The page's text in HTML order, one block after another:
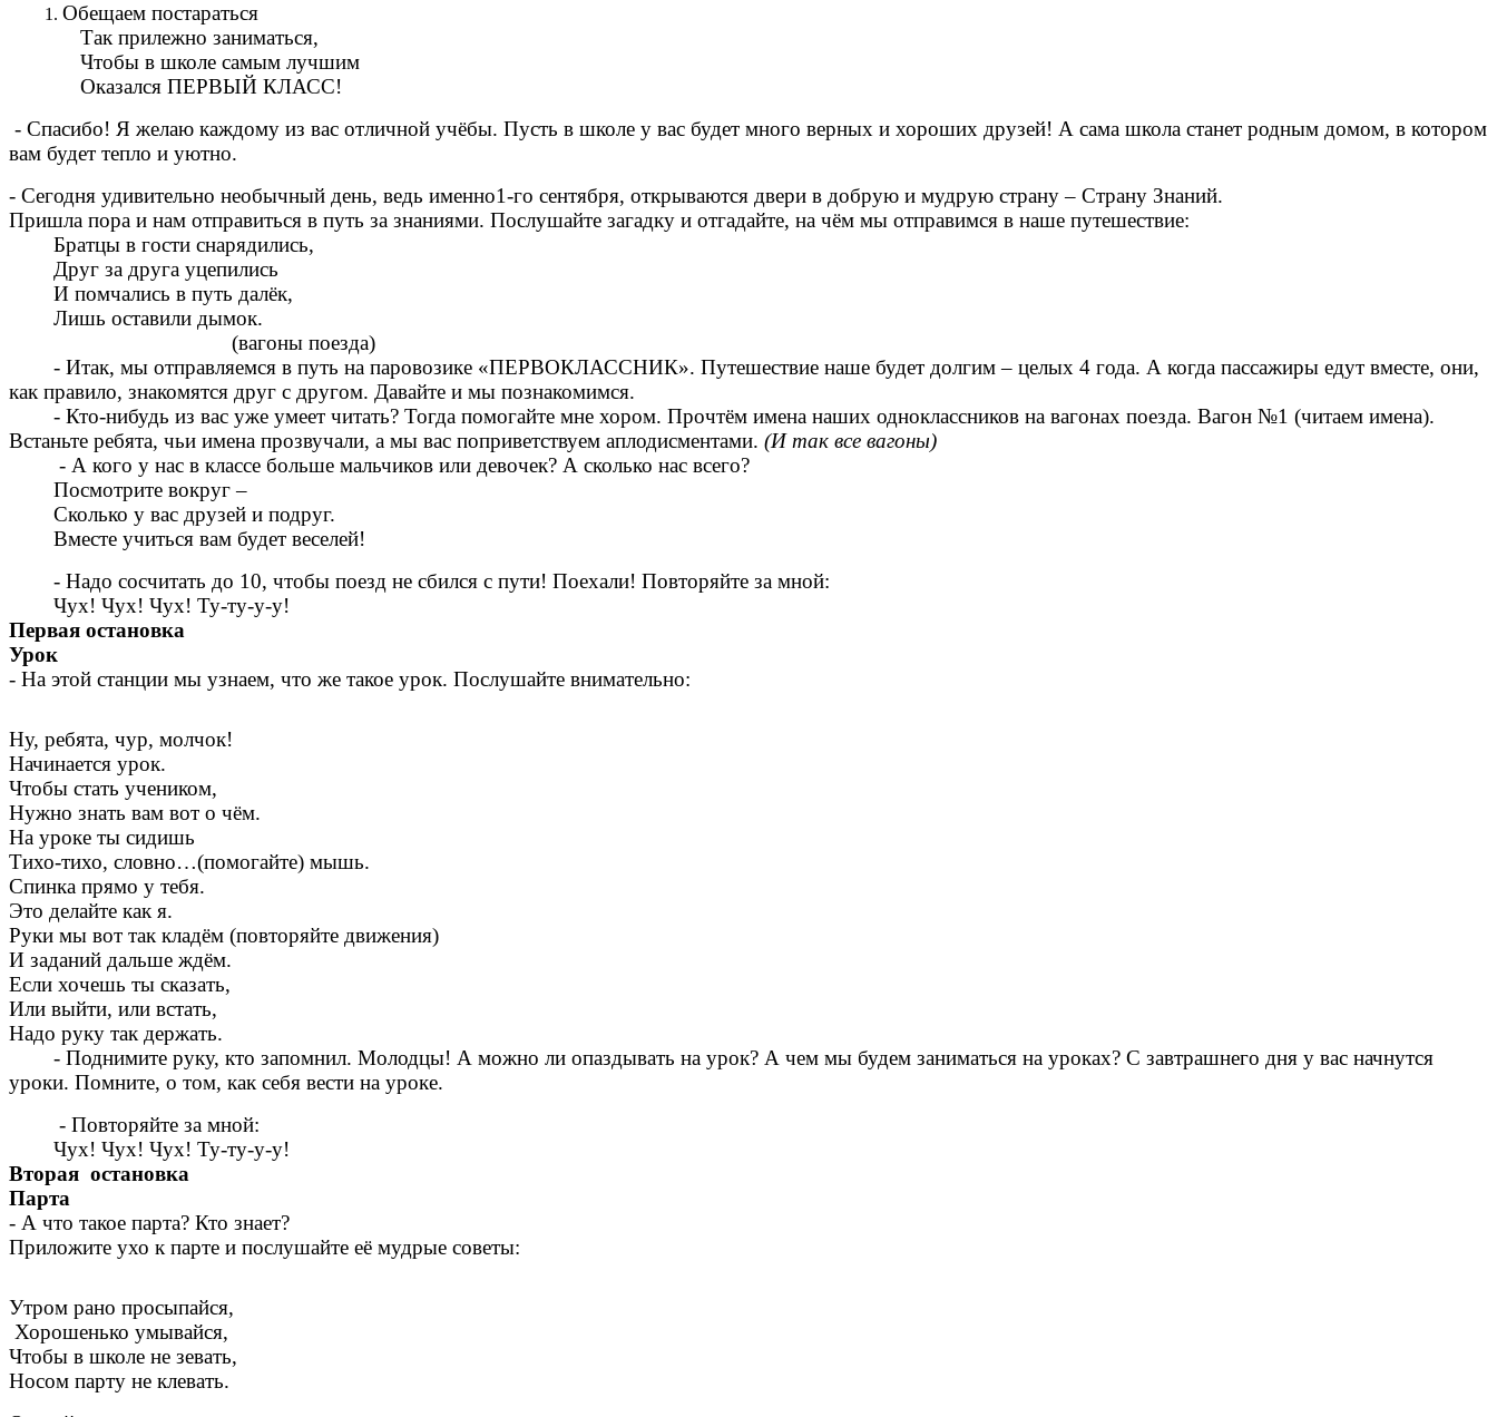
Обещаем постараться
Так прилежно заниматься,
Чтобы в школе самым лучшим
Оказался ПЕРВЫЙ КЛАСС!
- Спасибо! Я желаю каждому из вас отличной учёбы. Пусть в школе у вас будет много верных и хороших друзей! А сама школа станет родным домом, в котором
вам будет тепло и уютно.
- Сегодня удивительно необычный день, ведь именно1-го сентября, открываются двери в добрую и мудрую страну – Страну Знаний.
Пришла пора и нам отправиться в путь за знаниями. Послушайте загадку и отгадайте, на чём мы отправимся в наше путешествие:
Братцы в гости снарядились,
Друг за друга уцепились
И помчались в путь далёк,
Лишь оставили дымок.
(вагоны поезда)
- Итак, мы отправляемся в путь на паровозике «ПЕРВОКЛАССНИК». Путешествие наше будет долгим – целых 4 года. А когда пассажиры едут вместе, они,
как правило, знакомятся друг с другом. Давайте и мы познакомимся.
- Кто-нибудь из вас уже умеет читать? Тогда помогайте мне хором. Прочтём имена наших одноклассников на вагонах поезда. Вагон №1 (читаем имена).
Встаньте ребята, чьи имена прозвучали, а мы вас поприветствуем аплодисментами. (И так все вагоны)
- А кого у нас в классе больше мальчиков или девочек? А сколько нас всего?
Посмотрите вокруг –
Сколько у вас друзей и подруг.
Вместе учиться вам будет веселей!
- Надо сосчитать до 10, чтобы поезд не сбился с пути! Поехали! Повторяйте за мной:
Чух! Чух! Чух! Ту-ту-у-у!
Первая остановка
Урок
- На этой станции мы узнаем, что же такое урок. Послушайте внимательно:
Ну, ребята, чур, молчок!
Начинается урок.
Чтобы стать учеником,
Нужно знать вам вот о чём.
На уроке ты сидишь
Тихо-тихо, словно…(помогайте) мышь.
Спинка прямо у тебя.
Это делайте как я.
Руки мы вот так кладём (повторяйте движения)
И заданий дальше ждём.
Если хочешь ты сказать,
Или выйти, или встать,
Надо руку так держать.
- Поднимите руку, кто запомнил. Молодцы! А можно ли опаздывать на урок? А чем мы будем заниматься на уроках? С завтрашнего дня у вас начнутся
уроки. Помните, о том, как себя вести на уроке.
- Повторяйте за мной:
Чух! Чух! Чух! Ту-ту-у-у!
Вторая остановка
Парта
- А что такое парта? Кто знает?
Приложите ухо к парте и послушайте её мудрые советы:
Утром рано просыпайся,
Хорошенько умывайся,
Чтобы в школе не зевать,
Носом парту не клевать.